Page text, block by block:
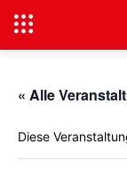
« Alle
Diese